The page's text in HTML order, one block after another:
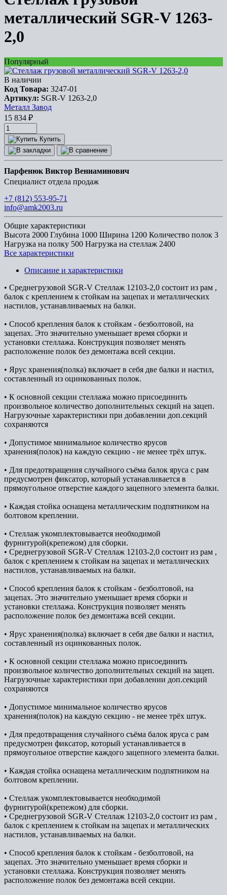
металлический SGR-V 1263-
2,0
Популярный
В наличии
Код Товара: 3247-01
Артикул: SGR-V 1263-2,0
Металл Завод
15 834 ₽
Купить
Парфенюк Виктор Вениаминович
Специалист отдела продаж
+7 (812) 553-95-71
info@amk2003.ru
Общие характеристики
Высота 2000 Глубина 1000 Ширина 1200 Количество полок 3
Нагрузка на полку 500 Нагрузка на стеллаж 2400
Все характеристики
Описание и характеристики
• Среднегрузовой SGR-V Стеллаж 12103-2,0 состоит из рам ,
балок с креплением к стойкам на зацепах и металлических
настилов, устанавливаемых на балки.
• Способ крепления балок к стойкам - безболтовой, на
зацепах. Это значительно уменьшает время сборки и
установки стеллажа. Конструкция позволяет менять
расположение полок без демонтажа всей секции.
• Ярус хранения(полка) включает в себя две балки и настил,
составленный из оцинкованных полок.
• К основной секции стеллажа можно присоединить
произвольное количество дополнительных секций на зацеп.
Нагрузочные характеристики при добавлении доп.секций
сохраняются
• Допустимое минимальное количество ярусов
хранения(полок) на каждую секцию - не менее трёх штук.
• Для предотвращения случайного съёма балок яруса с рам
предусмотрен фиксатор, который устанавливается в
прямоугольное отверстие каждого зацепного элемента балки.
• Каждая стойка оснащена металлическим подпятником на
болтовом креплении.
• Стеллаж укомплектовывается необходимой
фурнитурой(крепежом) для сборки.
• Среднегрузовой SGR-V Стеллаж 12103-2,0 состоит из рам ,
балок с креплением к стойкам на зацепах и металлических
настилов, устанавливаемых на балки.
• Способ крепления балок к стойкам - безболтовой, на
зацепах. Это значительно уменьшает время сборки и
установки стеллажа. Конструкция позволяет менять
расположение полок без демонтажа всей секции.
• Ярус хранения(полка) включает в себя две балки и настил,
составленный из оцинкованных полок.
• К основной секции стеллажа можно присоединить
произвольное количество дополнительных секций на зацеп.
Нагрузочные характеристики при добавлении доп.секций
сохраняются
• Допустимое минимальное количество ярусов
хранения(полок) на каждую секцию - не менее трёх штук.
• Для предотвращения случайного съёма балок яруса с рам
предусмотрен фиксатор, который устанавливается в
прямоугольное отверстие каждого зацепного элемента балки.
• Каждая стойка оснащена металлическим подпятником на
болтовом креплении.
• Стеллаж укомплектовывается необходимой
фурнитурой(крепежом) для сборки.
• Среднегрузовой SGR-V Стеллаж 12103-2,0 состоит из рам ,
балок с креплением к стойкам на зацепах и металлических
настилов, устанавливаемых на балки.
• Способ крепления балок к стойкам - безболтовой, на
зацепах. Это значительно уменьшает время сборки и
установки стеллажа. Конструкция позволяет менять
расположение полок без демонтажа всей секции.